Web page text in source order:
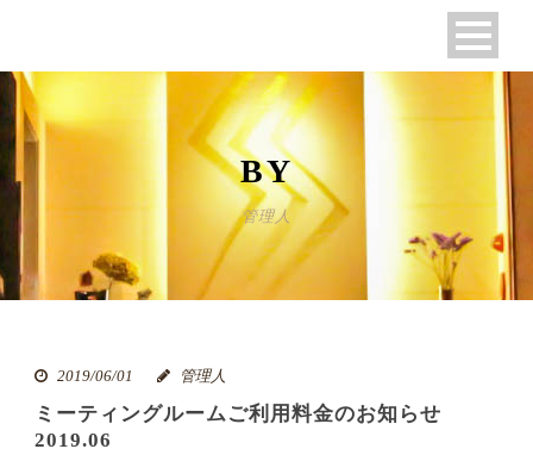
BY
管理人
2019/06/01 管理人
ミーティングルームご利用料金のお知らせ
2019.06